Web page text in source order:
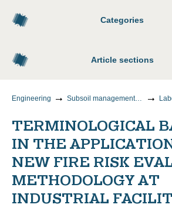
Categories
Article sections
Engineering Subsoil management and mining sciences
TERMINOLOGICAL
IN THE
NEW FIRE RISK
METHODOLOGY AT
INDUSTRIAL